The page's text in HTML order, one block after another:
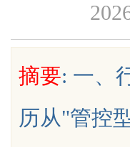
摘要: 一、
历从"管控
用前景